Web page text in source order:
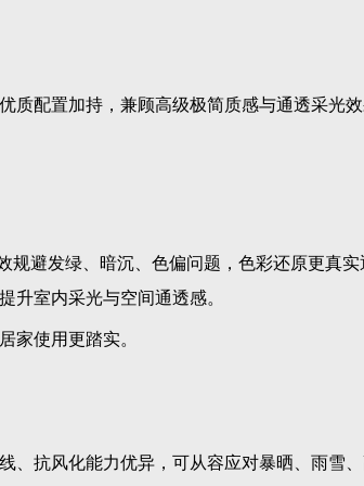
配置加持，兼顾高级极简质感与通透采光效
规避发绿、暗沉、色偏问题，色彩还原更真实
升室内采光与空间通透感。
家使用更踏实。
、抗风化能力优异，可从容应对暴晒、雨雪